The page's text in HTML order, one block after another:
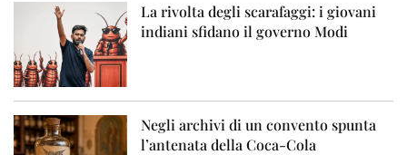
La rivolta degli scarafaggi: i giovani
indiani sfidano il governo Modi
Negli archivi di un convento spunta
l’antenata della Coca-Cola